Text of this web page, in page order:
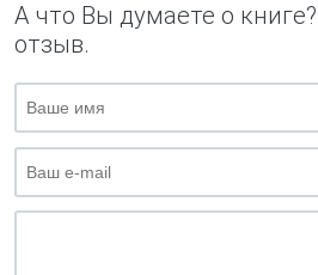
А что Вы думаете о
отзыв.